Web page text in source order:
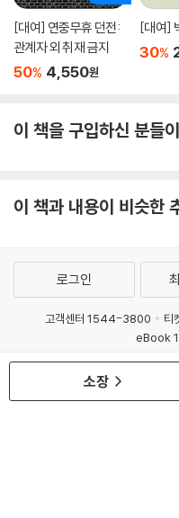
[대여] 연중무휴 던전:
관계자 외 취재 금지
50% 4,550원
[대여]
30%
이 책을 구입하신 분들
이 책과 내용이 비슷한
소장
로그인
고객센터 1544-3800 티
eBook
예스이십
이용약관